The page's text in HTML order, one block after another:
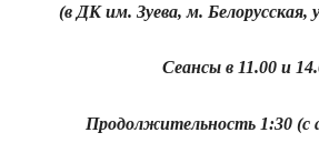
(в ДК им. Зуева, м. Белорусская,
Сеансы в 11.00 и
Продолжительность 1:30 (с